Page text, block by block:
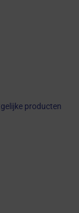
producten